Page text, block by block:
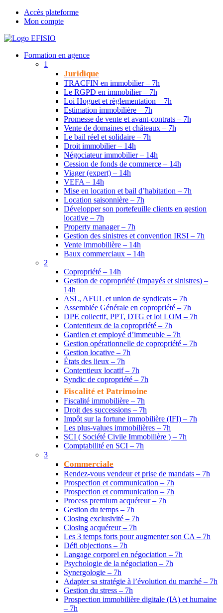
Accès plateforme
Mon compte
Formation en agence
1
Juridique
TRACFIN en immobilier – 7h
Le RGPD en immobilier – 7h
Loi Hoguet et règlementation – 7h
Estimation immobilière – 7h
Promesse de vente et avant-contrats – 7h
Vente de domaines et châteaux – 7h
Le bail réel et solidaire – 7h
Droit immobilier – 14h
Négociateur immobilier – 14h
Cession de fonds de commerce – 14h
Viager (expert) – 14h
VEFA – 14h
Mise en location et bail d’habitation – 7h
Location saisonnière – 7h
Développer son portefeuille clients en gestion
locative – 7h
Property manager – 7h
Gestion des sinistres et convention IRSI – 7h
Vente immobilière – 14h
Baux commerciaux – 14h
2
Copropriété – 14h
Gestion de copropriété (impayés et sinistres) –
14h
ASL, AFUL et union de syndicats – 7h
Assemblée Générale en copropriété – 7h
DPE collectif, PPT, DTG et loi LOM – 7h
Contentieux de la copropriété – 7h
Gardien et employé d’immeuble – 7h
Gestion opérationnelle de copropriété – 7h
Gestion locative – 7h
États des lieux – 7h
Contentieux locatif – 7h
Syndic de copropriété – 7h
Fiscalité et Patrimoine
Fiscalité immobilière – 7h
Droit des successions – 7h
Impôt sur la fortune immobilière (IFI) – 7h
Les plus-values immobilières – 7h
SCI ( Société Civile Immobilière ) – 7h
Comptabilité en SCI – 7h
3
Commerciale
Rendez-vous vendeur et prise de mandats – 7h
Prospection et communication – 7h
Prospection et communication – 7h
Process premium acquéreur – 7h
Gestion du temps – 7h
Closing exclusivité – 7h
Closing acquéreur – 7h
Les 3 temps forts pour augmenter son CA – 7h
Défi objections – 7h
Langage corporel en négociation – 7h
Psychologie de la négociation – 7h
Synergologie – 7h
Adapter sa stratégie à l’évolution du marché – 7h
Gestion du stress – 7h
Prospection immobilière digitale (IA) et humaine
– 7h